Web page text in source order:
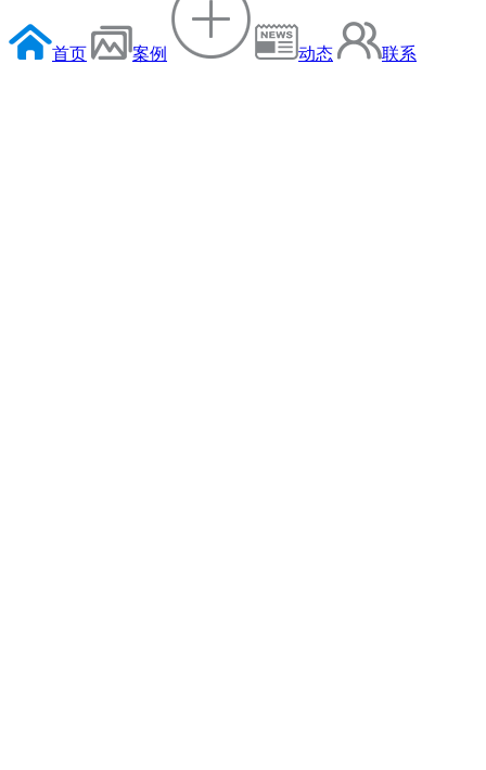
首页 案例 动态 联系